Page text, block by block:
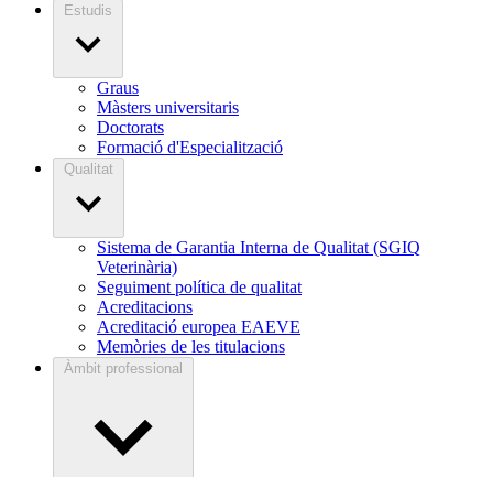
Estudis
Graus
Màsters universitaris
Doctorats
Formació d'Especialització
Qualitat
Sistema de Garantia Interna de Qualitat (SGIQ
Veterinària)
Seguiment política de qualitat
Acreditacions
Acreditació europea EAEVE
Memòries de les titulacions
Àmbit professional